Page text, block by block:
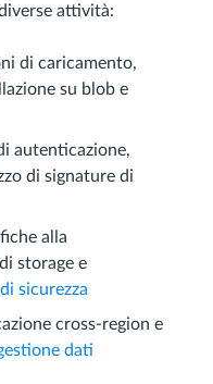
attività:
di caricamento,
su blob e
autenticazione,
di signature di
alla
storage e
sicurezza
cross-region e
dati